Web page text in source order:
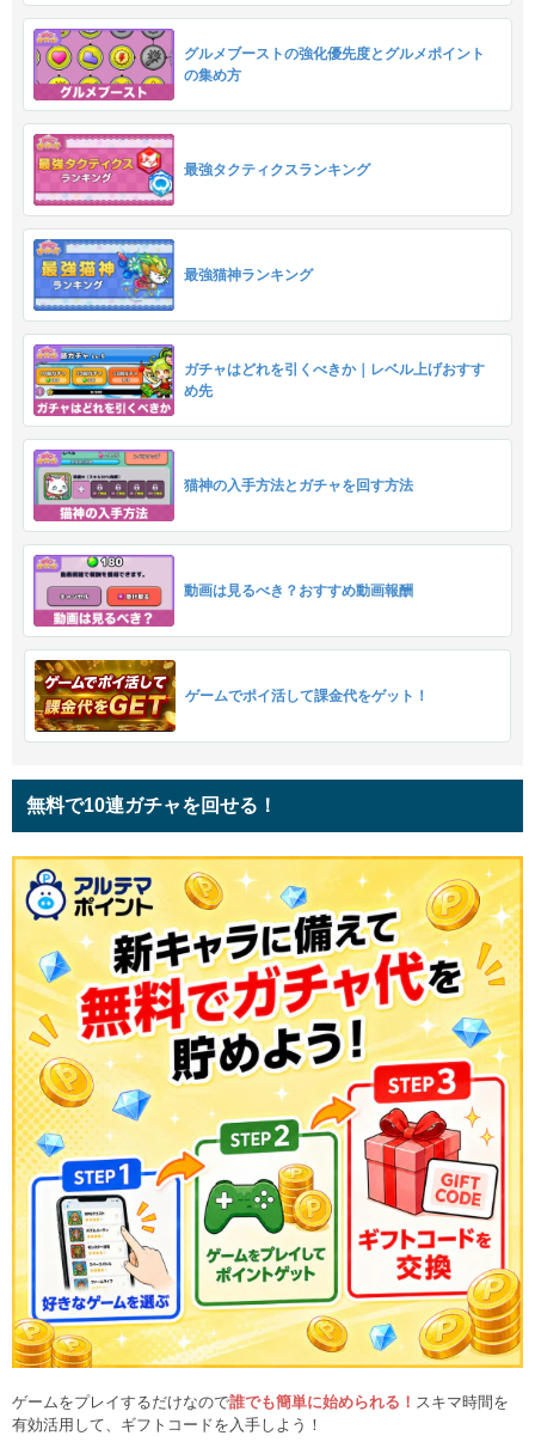
グルメブーストの強化優先度とグルメポイント
の集め方
最強タクティクスランキング
最強猫神ランキング
ガチャはどれを引くべきか｜レベル上げおすす
め先
猫神の入手方法とガチャを回す方法
動画は見るべき？おすすめ動画報酬
ゲームでポイ活して課金代をゲット！
無料で10連ガチャを回せる！
ゲームをプレイするだけなので誰でも簡単に始められる！ スキマ時間を
有効活用して、ギフトコードを入手しよう！